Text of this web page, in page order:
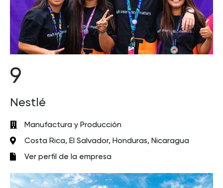
9
Nestlé
Manufactura y Producción
Costa Rica, El Salvador, Honduras, Nicaragua
Ver perfil de la empresa